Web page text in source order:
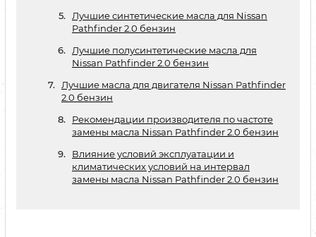
Лучшие синтетические масла для Nissan
Pathfinder 2.0 бензин
Лучшие полусинтетические масла для
Nissan Pathfinder 2.0 бензин
Лучшие масла для двигателя Nissan Pathfinder
2.0 бензин
Рекомендации производителя по частоте
замены масла Nissan Pathfinder 2.0 бензин
Влияние условий эксплуатации и
климатических условий на интервал
замены масла Nissan Pathfinder 2.0 бензин